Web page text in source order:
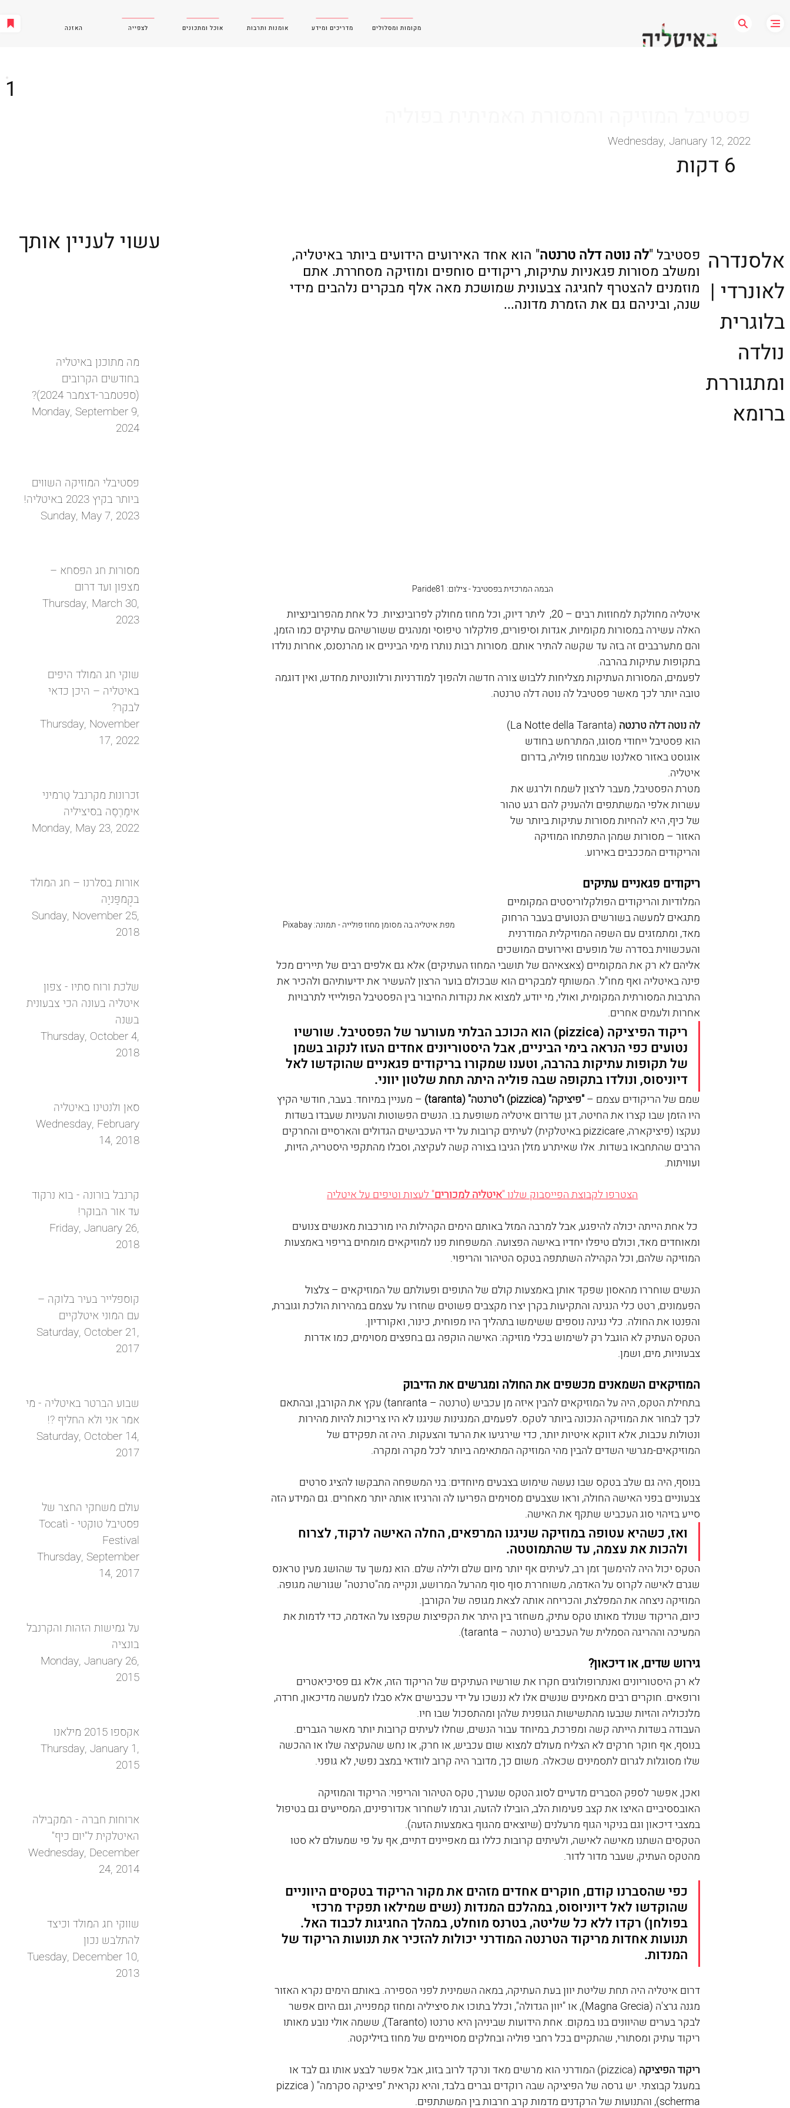
האזנה לצפייה אוכל ומתכונים אומנות ותרבות מדריכים ומידע מקומות ומסלולים
Wednesday, January 12, 2022
6 דקות
פסטיבל "לה נוטה דלה טרנטה" הוא אחד האירועים הידועים ביותר באיטליה,
ומשלב מסורות פגאניות עתיקות, ריקודים סוחפים ומוזיקה מסחררת. אתם
מוזמנים להצטרף לחגיגה צבעונית שמושכת מאה אלף מבקרים נלהבים מידי
שנה, וביניהם גם את הזמרת מדונה...
הבמה המרכזית בפסטיבל - צילום: Paride81
איטליה מחולקת למחוזות רבים – 20,  ליתר דיוק, וכל מחוז מחולק לפרובינציות. כל אחת מהפרובינציות
האלה עשירה במסורות מקומיות, אגדות וסיפורים, פולקלור טיפוסי ומנהגים ששורשיהם עתיקים כמו הזמן,
והם מתערבבים זה בזה עד שקשה להתיר אותם. מסורות רבות נותרו מימי הביניים או מהרנסנס, אחרות נולדו
בתקופות עתיקות בהרבה.
לפעמים, המסורות העתיקות מצליחות ללבוש צורה חדשה ולהפוך למודרניות ורלוונטיות מחדש, ואין דוגמה
טובה יותר לכך מאשר פסטיבל לה נוטה דלה טרנטה.
מפת איטליה בה מסומן מחוז פולייה - תמונה: Pixabay
לה נוטה דלה טרנטה
(La Notte della Taranta)
הוא פסטיבל ייחודי מסוגו, המתרחש בחודש
אוגוסט באזור סאלנטו שבמחוז פוליה, בדרום
איטליה.
מטרת הפסטיבל, מעבר לרצון לשמח ולרגש את
עשרות אלפי המשתתפים ולהעניק להם רגע טהור
של כיף, היא להחיות מסורות עתיקות ביותר של
האזור – מסורות שמהן התפתחו המוזיקה
והריקודים המככבים באירוע.
ריקודים פגאניים עתיקים
המלודיות והריקודים הפולקלוריסטים המקומיים
מתגאים למעשה בשורשים הנטועים בעבר הרחוק
מאד, ומתמזגים עם השפה המוזיקלית המודרנית
והעכשווית בסדרה של מופעים ואירועים המושכים
אליהם לא רק את המקומיים (צאצאיהם של תושבי המחוז העתיקים) אלא גם אלפים רבים של תיירים מכל
פינה באיטליה ואף מחו"ל. המשותף למבקרים הוא שבכולם בוער הרצון להעשיר את ידיעותיהם ולהכיר את
התרבות המסורתית המקומית, ואולי, מי יודע, למצוא את נקודות החיבור בין הפסטיבל הפולייזי לתרבויות
אחרות ולעמים אחרים.
ריקוד הפיציקה (pizzica) הוא הכוכב הבלתי מעורער של הפסטיבל. שורשיו
נטועים כפי הנראה בימי הביניים, אבל היסטוריונים אחדים העזו לנקוב בשמן
של תקופות עתיקות בהרבה, וטענו שמקורו בריקודים פגאניים שהוקדשו לאל
דיוניסוס, ונולדו בתקופה שבה פוליה היתה תחת שלטון יווני.
שמם של הריקודים עצמם – "פיציקה" (pizzica) ו"טרנטה" (taranta)
– מעניין במיוחד. בעבר, חודשי הקיץ
היו הזמן שבו קצרו את החיטה, דגן שדרום איטליה משופעת בו. הנשים הפשוטות והעניות שעבדו בשדות
נעקצו (פיציקארה, pizzicare באיטלקית) לעיתים קרובות על ידי העכבישים הגדולים והארסיים והחרקים
הרבים שהתחבאו בשדות. אלו שאיתרע מזלן הגיבו בצורה קשה לעקיצה, וסבלו מהתקפי היסטריה, הזיות,
ועוויתות.
הצטרפו לקבוצת הפייסבוק שלנו "איטליה למכורים" לעצות וטיפים על איטליה
כל אחת הייתה יכולה להיפגע, אבל למרבה המזל באותם הימים הקהילות היו מורכבות מאנשים צנועים
ומאוחדים מאד, וכולם טיפלו יחדיו באישה הפצועה. המשפחות פנו למוזיקאים מומחים בריפוי באמצעות
המוזיקה שלהם, וכל הקהילה השתתפה בטקס הטיהור והריפוי.
הנשים שוחררו מהאסון שפקד אותן באמצעות קולם של התופים ופעולתם של המוזיקאים – צלצול
הפעמונים, רטט כלי הנגינה והתקיעות בקרן יצרו מקצבים פשוטים שחזרו על עצמם במהירות הולכת וגוברת,
והפנטו את החולה. כלי נגינה נוספים ששימשו בתהליך היו מפוחית, כינור, ואקורדיון.
הטקס העתיק לא הוגבל רק לשימוש בכלי מוזיקה: האישה הוקפה גם בחפצים מסוימים, כמו אדרות
צבעוניות, מים, ושמן.
המוזיקאים השמאנים מכשפים את החולה ומגרשים את הדיבוק
בתחילת הטקס, היה על המוזיקאים להבין איזה מן עכביש (טרנטה – tanranta) עקץ את הקורבן, ובהתאם
לכך לבחור את המוזיקה הנכונה ביותר לטקס. לפעמים, המנגינות שניגנו לא היו צריכות להיות מהירות
ונטולות עכבות, אלא דווקא איטיות יותר, כדי שירגיעו את הרעד והצעקות. היה זה תפקידם של
המוזיקאים-מגרשי השדים להבין מהי המוזיקה המתאימה ביותר לכל מקרה ומקרה.
בנוסף, היה גם שלב בטקס שבו נעשה שימוש בצבעים מיוחדים: בני המשפחה התבקשו להציג סרטים
צבעוניים בפני האישה החולה, וראו שצבעים מסוימים הפריעו לה והרגיזו אותה יותר מאחרים. גם המידע הזה
סייע בזיהוי סוג העכביש שתקף את האישה.
ואז, כשהיא עטופה במוזיקה שניגנו המרפאים, החלה האישה לרקוד, לצרוח
ולהכות את עצמה, עד שהתמוטטה.
הטקס יכול היה להימשך זמן רב, לעיתים אף יותר מיום שלם ולילה שלם. הוא נמשך עד שהושג מעין טראנס
שגרם לאישה לקרוס על האדמה, משוחררת סוף סוף מהרעל המרושע, ונקייה מה"טרנטה" שגורשה מגופה.
המוזיקה ניצחה את המפלצת, והכריחה אותה לצאת מגופה של הקורבן.
כיום, הריקוד שנולד מאותו טקס עתיק, משחזר בין היתר את הקפיצות שקפצו על האדמה, כדי לדמות את
המעיכה וההריגה הסמלית של העכביש (טרנטה – taranta).
גירוש שדים, או דיכאון?
לא רק היסטוריונים ואנתרופולוגים חקרו את שורשיו העתיקים של הריקוד הזה, אלא גם פסיכיאטרים
ורופאים. חוקרים רבים מאמינים שנשים אלו לא ננשכו על ידי עכבישים אלא סבלו למעשה מדיכאון, חרדה,
מלנכוליה והזיות שנבעו מהתשישות הגופנית שלהן ומהתסכול שבו חיו.
העבודה בשדות הייתה קשה ומפרכת, במיוחד עבור הנשים, שחלו לעיתים קרובות יותר מאשר הגברים.
בנוסף, אף חוקר חרקים לא הצליח מעולם למצוא שום עכביש, או חרק, או נחש שהעקיצה שלו או ההכשה
שלו מסוגלות לגרום לתסמינים שכאלה. משום כך, מדובר היה קרוב לוודאי במצב נפשי, לא גופני.
ואכן, אפשר לספק הסברים מדעיים לסוג הטקס שנערך, טקס הטיהור והריפוי: הריקוד והמוזיקה
האובססיביים האיצו את קצב פעימות הלב, הובילו להזעה, וגרמו לשחרור אנדורפינים, המסייעים גם בטיפול
במצבי דיכאון וגם בניקוי הגוף מרעלנים (שיוצאים מהגוף באמצעות הזעה).
הטקסים השתנו מאישה לאישה, ולעיתים קרובות כללו גם מאפיינים דתיים, אף על פי שמעולם לא סטו
מהטקס העתיק, שעבר מדור לדור.
כפי שהסברנו קודם, חוקרים אחדים מזהים את מקור הריקוד בטקסים היווניים
שהוקדשו לאל דיוניוסוס, במהלכם המנדות (נשים שמילאו תפקיד מרכזי
בפולחן) רקדו ללא כל שליטה, בטרנס מוחלט, במהלך החגיגות לכבוד האל.
תנועות אחדות מריקוד הטרנטה המודרני יכולות להזכיר את תנועות הריקוד של
המנדות.
דרום איטליה היה תחת שליטת יוון בעת העתיקה, במאה השמינית לפני הספירה. באותם הימים נקרא האזור
מגנה גרצ'ה (Magna Grecia), או "יוון הגדולה", וכלל בתוכו את סיציליה ומחוז קמפנייה, וגם היום אפשר
לבקר בערים שהיוונים בנו במקום. אחת הידועות שביניהן היא טרנטו (Taranto), ששמה אולי נובע מאותו
ריקוד עתיק ומסתורי, שהתקיים בכל רחבי פוליה ובחלקים מסויימים של מחוז בזיליקטה.
ריקוד הפיציקה
(pizzica) המודרני הוא מרשים מאד ונרקד לרוב בזוג, אבל אפשר לבצע אותו גם לבד או
במעגל קבוצתי. יש גרסה של הפיציקה שבה רוקדים גברים בלבד, והיא נקראית "פיציקה סקרמה" (pizzica
scherma), והתנועות של הרקדנים מדמות קרב חרבות בין המשתתפים.
מה מתוכנן באיטליה
בחודשים הקרובים
(ספטמבר-דצמבר 2024)?
Monday, September 9,
2024
פסטיבלי המוזיקה השווים
ביותר בקיץ 2023 באיטליה!
Sunday, May 7, 2023
מסורות חג הפסחא –
מצפון ועד דרום
Thursday, March 30,
2023
שוקי חג המולד היפים
באיטליה – היכן כדאי
לבקר?
Thursday, November
17, 2022
זכרונות מקרנבל טֶרמיני
אימֶרֶסֶה בסיציליה
Monday, May 23, 2022
אורות בסלרנו – חג המולד
בקַמפַּניַה
Sunday, November 25,
2018
שלכת ורוח סתיו - צפון
איטליה בעונה הכי צבעונית
בשנה
Thursday, October 4,
2018
סאן ולנטינו באיטליה
Wednesday, February
14, 2018
קרנבל בורונה - בוא נרקוד
עד אור הבוקר!
Friday, January 26,
2018
קוספלייר בעיר בלוקה –
עם המוני איטלקיים
Saturday, October 21,
2017
שבוע הברטר באיטליה - מי
אמר אני ולא החליף ?!
Saturday, October 14,
2017
עולם משחקי החצר של
פסטיבל טוקטי - Tocatì
Festival
Thursday, September
14, 2017
על גמישות הזהות והקרנבל
בונציה
Monday, January 26,
2015
אקספו 2015 מילאנו
Thursday, January 1,
2015
ארוחות חברה - המקבילה
האיטלקית ל"יום כיף"
Wednesday, December
24, 2014
שווקי חג המולד וכיצד
להתלבש נכון
Tuesday, December 10,
2013
עשוי לעניין אותך
אלסנדרה
לאונרדי |
בלוגרית
נולדה
ומתגוררת
ברומא
1